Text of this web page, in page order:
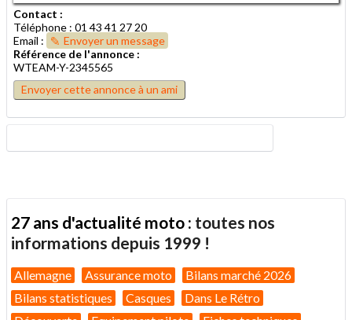
Contact :
Téléphone : 01 43 41 27 20
Email :
Envoyer un message
Référence de l'annonce :
WTEAM-Y-2345565
Envoyer cette annonce à un ami
27 ans d'actualité moto : toutes nos
informations depuis 1999 !
Allemagne Assurance moto
Bilans marché 2026
Bilans statistiques
Casques
Dans Le Rétro